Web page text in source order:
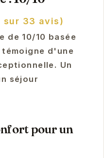
sur 33 avis)
de 10/10 basée
témoigne d'une
Un
séjour
pour un